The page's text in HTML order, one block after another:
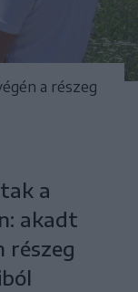
a részeg
a
akadt
részeg